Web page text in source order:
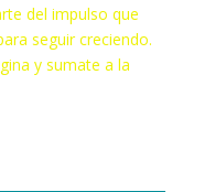
del impulso que
seguir creciendo.
y sumate a la